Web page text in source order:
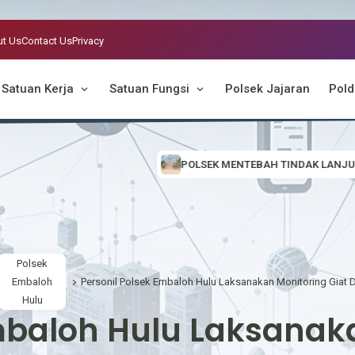
UsContact UsPrivacy
Satuan Kerja Satuan Fungsi Polsek Jajaran
POLSEK MENTEBAH TINDAK LANJUTI INFORMASI VIRAL,
Polsek
Embaloh
Hulu
Hulu